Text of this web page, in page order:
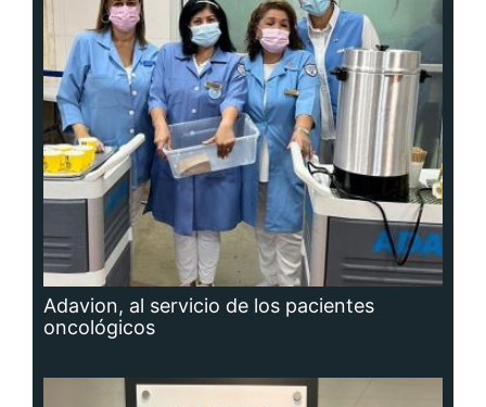
Adavion, al servicio de los pacientes
oncológicos